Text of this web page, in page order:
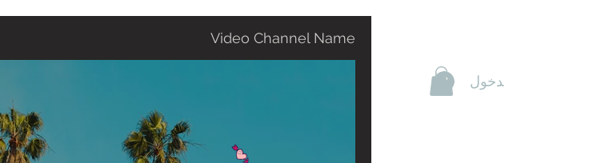
تسجيل الدخول
Video Channel Name